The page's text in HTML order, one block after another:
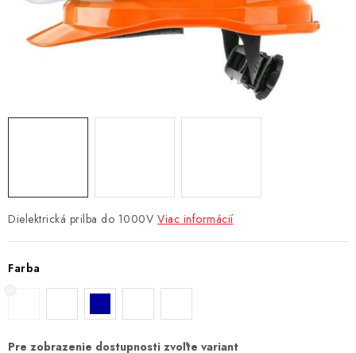
Pravidlá a nastavenia cookies
Moja objednávka
Dielektrická prilba do 1000V Viac informácií
Farba